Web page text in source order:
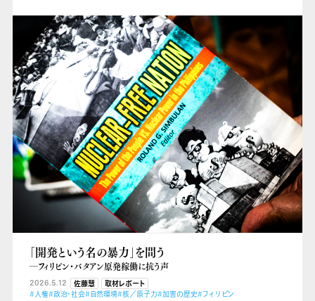
「開発という名の暴力」を問う
―フィリピン・バタアン原発稼働に抗う声
2026.5.12 佐藤慧
取材レポート
#人権#政治・社会#自然環境#核／原子力#加害の歴史#フィリピン